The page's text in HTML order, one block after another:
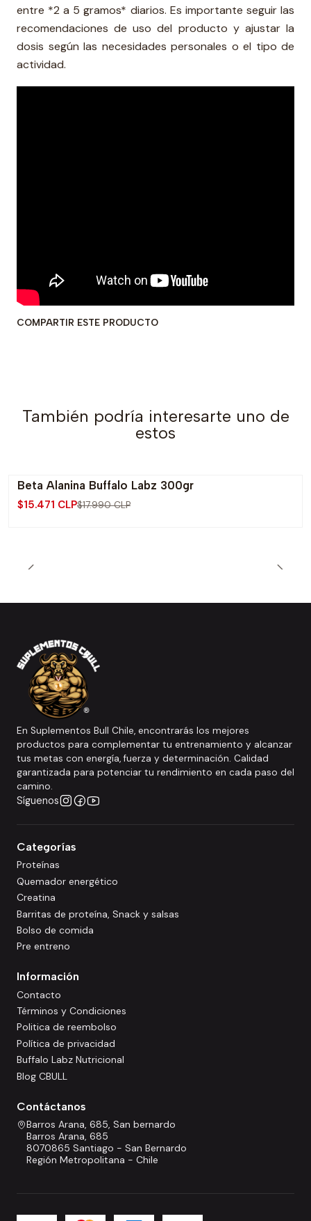
entre *2 a 5 gramos* diarios. Es importante seguir las
recomendaciones de uso del producto y ajustar la
dosis según las necesidades personales o el tipo de
actividad.
COMPARTIR ESTE PRODUCTO
También podría interesarte uno de
estos
-14% OFF
Agotado
Beta Alanina Buffalo Labz 300gr
$15.471 CLP$17.990 CLP
En Suplementos Bull Chile, encontrarás los mejores
productos para complementar tu entrenamiento y alcanzar
tus metas con energía, fuerza y determinación. Calidad
garantizada para potenciar tu rendimiento en cada paso del
camino.
Síguenos
Categorías
Proteínas
Quemador energético
Creatina
Barritas de proteína, Snack y salsas
Bolso de comida
Pre entreno
Información
Contacto
Términos y Condiciones
Politica de reembolso
Política de privacidad
Buffalo Labz Nutricional
Blog CBULL
Contáctanos
Barros Arana, 685, San bernardo
Barros Arana, 685
8070865 Santiago - San Bernardo
Región Metropolitana - Chile